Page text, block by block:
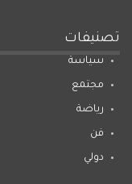
تصنيفات
سياسة
مجتمع
رياضة
فن
دولي